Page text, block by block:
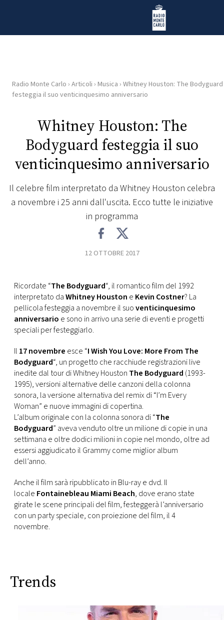
Radio Monte Carlo
HOME
RADIO
WEB
RADIO
PLAYLIST
EVENTI
VIDEO
TV
PRINCIPATO
DI
MONACO
RMC
CONSIGLIA
Radio Monte Carlo › Articoli › Musica › Whitney Houston: The Bodyguard
festeggia il suo venticinquesimo anniversario
Whitney Houston: The
Bodyguard festeggia il suo
venticinquesimo anniversario
Il celebre film interpretato da Whitney Houston celebra
a novembre i 25 anni dall'uscita. Ecco tutte le iniziative
in programma
12 OTTOBRE 2017
Ricordate “The Bodyguard“, il romantico film del 1992
interpretato daWhitney Houston e Kevin Costner? La
pellicola festeggia a novembre il suoventicinquesimo
anniversario e sono in arrivo una serie di eventi e progetti
speciali per festeggiarlo.
Il 17 novembre esce “I Wish You Love: More From The
Bodyguard“, un progetto che racchiude registrazioni live
inedite dal tour di Whitney Houston The Bodyguard (1993-
1995), versioni alternative delle canzoni della colonna
sonora, la versione alternativa del remix di “I’m Every
Woman” e nuove immagini di copertina.
L’album originale con la colonna sonora di “The
Bodyguard” aveva venduto oltre un milione di copie in una
settimana e oltre dodici milioni in copie nel mondo, oltre ad
essersi aggiudicato il Grammy come miglior album
dell’anno.
Anche il film sarà ripubblicato in Blu-ray e dvd. Il
locale Fontainebleau Miami Beach, dove erano state
girate le scene principali del film, festeggerà l’anniversario
con un party speciale, con proiezione del film, il 4
novembre.
Trends